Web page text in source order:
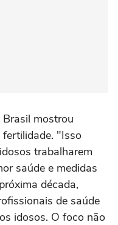
mostrou
"Isso
trabalharem
saúde e medidas
década,
de saúde
idosos. O foco não